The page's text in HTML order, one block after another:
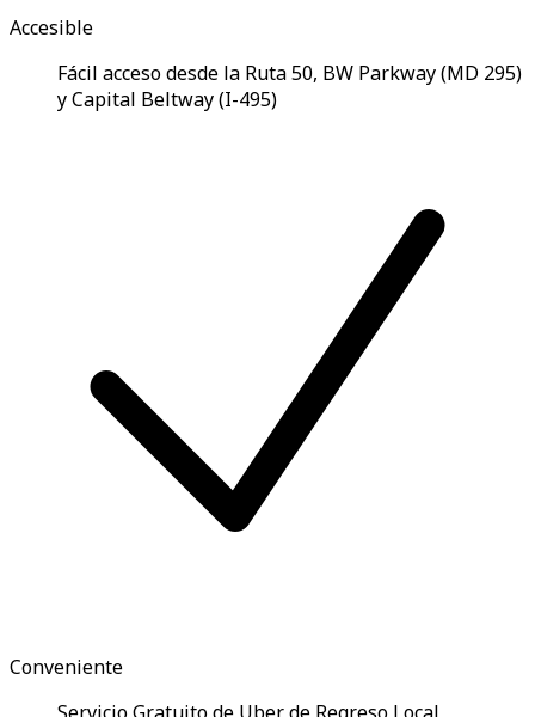
Accesible
Fácil acceso desde la Ruta 50, BW Parkway (MD 295)
y Capital Beltway (I-495)
Conveniente